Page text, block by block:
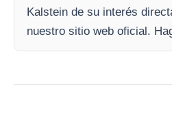
Kalstein de su interés
nuestro sitio web oficial.